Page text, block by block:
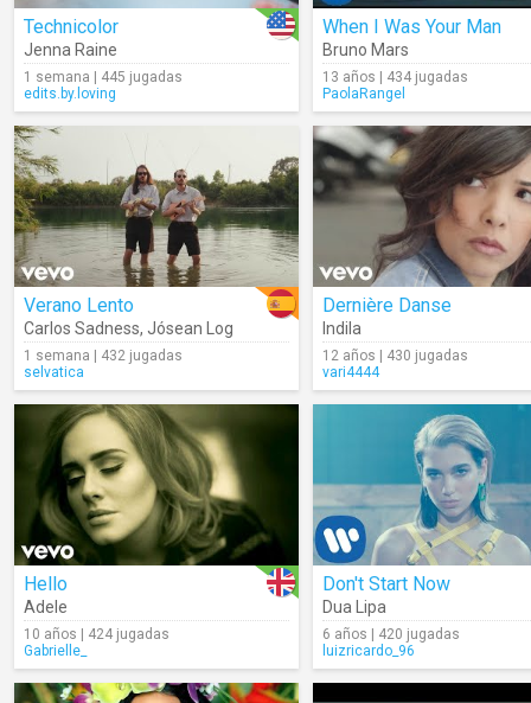
Technicolor
Jenna Raine
1 semana | 445 jugadas
edits.by.loving
When I Was Your Man
Bruno Mars
13 años | 434 jugadas
PaolaRangel
Verano Lento
Carlos Sadness, Jósean Log
1 semana | 432 jugadas
selvatica
Dernière Danse
Indila
12 años | 430 jugadas
vari4444
Hello
Adele
10 años | 424 jugadas
Gabrielle_
Don't Start Now
Dua Lipa
6 años | 420 jugadas
luizricardo_96